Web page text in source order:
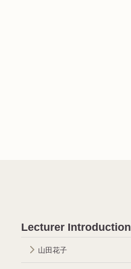
Lecturer Introduction
山田花子